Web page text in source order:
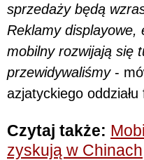
sprzedaży będą
Reklamy
mobilny rozwijają się
przewidywaliśmy-
azjatyckiego
Czytaj także:
zyskują w Chinach